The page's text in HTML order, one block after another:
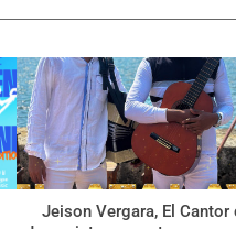
Jeison Vergara, El Cantor